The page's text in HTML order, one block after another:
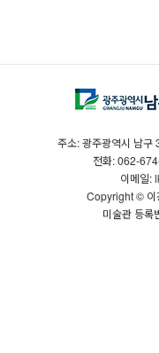
주소: 광주광역시 남구
전화: 062-
이메일:
Copyright © 이
미술관 등록